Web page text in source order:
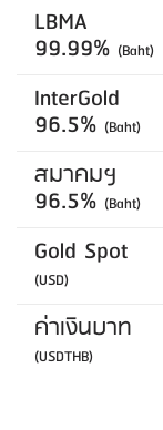
LBMA
99.99% (Baht)
InterGold
96.5% (Baht)
สมาคมฯ
96.5% (Baht)
Gold Spot
(USD)
ค่าเงินบาท
(USDTHB)